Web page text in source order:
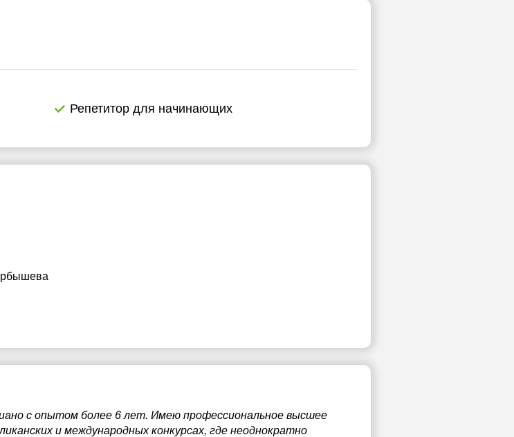
Репетитор для начинающих
с опытом более 6 лет. Имею профессиональное высшее
и международных конкурсах, где неоднократно